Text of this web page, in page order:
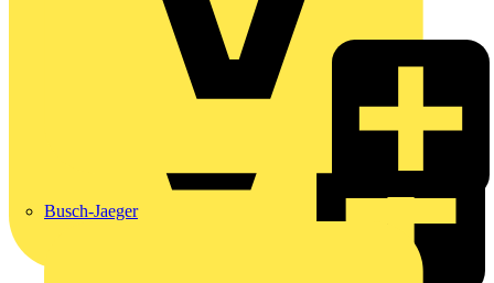
Busch-Jaeger